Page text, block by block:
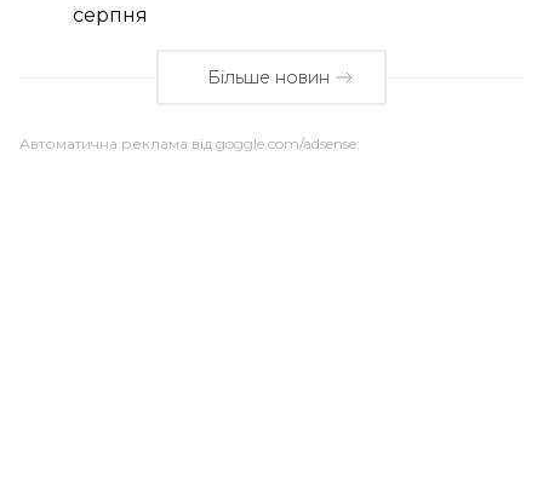
серпня
Більше новин
Автоматична реклама від goggle.com/adsense: